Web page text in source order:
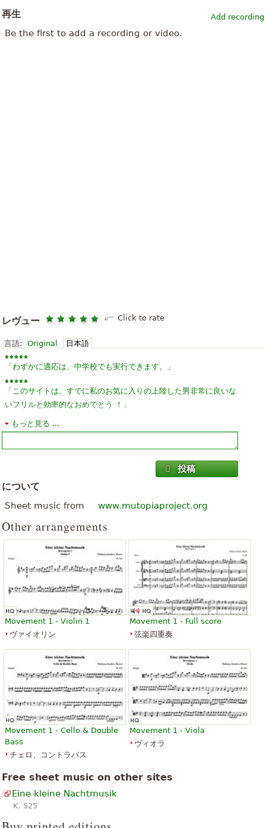
Add recording
再生
Be the first to add a recording or video.
レヴュー Click to rate
言語: Original 日本語
「わずかに適応は、中学校でも実行できます。 」
「このサイトは、すでに私のお気に入りの上陸した男非常に良いな
いフリルと効率的なおめでとう ！ 」
私は仕事は完全に見たことがないに追加しました
「No pay!! Instant download」
「スーパー、特に第三部。」
非常に良いサイト！」
非常に美しく、リラックスできる
すべて表示 (25)
もっと見る ...
投稿
について
Sheet music from www.mutopiaproject.org
Other arrangements
Movement 1 - Violin 1
ヴァイオリン
Movement 1 - Full score
弦楽四重奏
Movement 1 - Cello & Double
Bass
チェロ、コントラバス
Movement 1 - Viola
ヴィオラ
Free sheet music on other sites
Eine kleine Nachtmusik
K. 525